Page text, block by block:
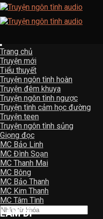
Skip
to
content
Trang chủ
Truyện mới
Tiểu thuyết
Truyện ngôn tình hoàn
Truyện đêm khuya
Truyện ngôn tình ngược
Truyện tình cảm học đường
Truyện teen
Truyện ngôn tình sủng
Giọng đọc
MC Bảo Linh
MC Đình Soạn
MC Thanh Mai
MC Bông
MC Bảo Thanh
MC Kim Thanh
MC Tâm Tình
LÀM ĐĨ